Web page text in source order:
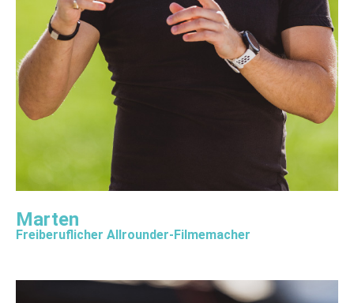
Marten
Freiberuflicher Allrounder-Filmemacher